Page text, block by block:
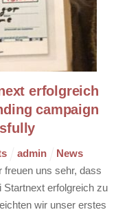
erfolgreich
campaign
admin
News
freuen uns sehr, dass
Startnext erfolgreich zu
wir unser erstes